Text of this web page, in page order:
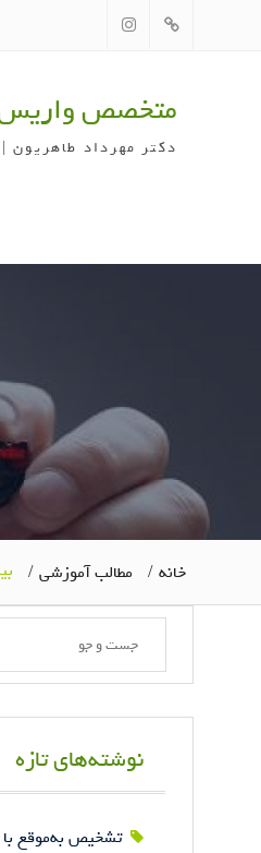
متخصص واریس
دکتر مهرداد
خانه مطالب آموزشی
نوشته‌های تازه
تشخیص به‌موقع با